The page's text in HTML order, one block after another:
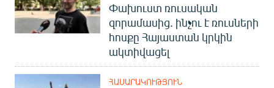
Փախուստ ռուսական
զորամասից. ինչու է ռուսների
հոսքը Հայաստան կրկին
ակտիվացել
ՀԱՍԱՐԱԿՈՒԹՅՈՒՆ